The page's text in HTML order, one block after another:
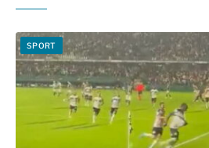
SPORT